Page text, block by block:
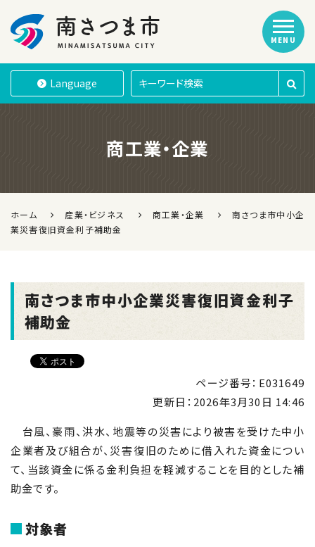
南さつま市
Language
MENU
商工業・企業
ホーム 産業・ビジネス 商工業・企業
南さつま市中小企
業災害復旧資金利子補助金
南さつま市中小企業災害復旧資金利子
補助金
ページ番号：E031649
更新日： 2026年3月30日 14:46
台風、豪雨、洪水、地震等の災害により被害を受けた中小
企業者及び組合が、災害復旧のために借入れた資金につい
て、当該資金に係る金利負担を軽減することを目的とした補
助金です。
対象者